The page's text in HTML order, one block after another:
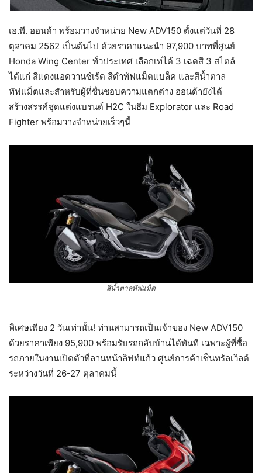
เอ.พี. ฮอนด้า พร้อมวางจำหน่าย New ADV150 ตั้งแต่วันที่ 28
ตุลาคม 2562 เป็นต้นไป ด้วยราคาแนะนำ 97,900 บาทที่ศูนย์
Honda Wing Center ทั่วประเทศ เลือกเท่ได้ 3 เฉดสี 3 สไตล์
ได้แก่ สีแดงแอดวานซ์เร้ด สีดำทัฟแม็ตแบล็ค และสีน้ำตาล
ทัฟแม็ตและสำหรับผู้ที่ชื่นชอบความแตกต่าง ฮอนด้ายังได้
สร้างสรรค์ชุดแต่งแบรนด์ H2C ในธีม Explorator และ Road
Fighter พร้อมวางจำหน่ายเร็วๆนี้
สีน้ำตาลทัฟแม็ต
พิเศษเพียง 2 วันเท่านั้น! ท่านสามารถเป็นเจ้าของ New ADV150
ด้วยราคาเพียง 95,900 พร้อมรับรถกลับบ้านได้ทันที เฉพาะผู้ที่ซื้อ
รถภายในงานเปิดตัวที่ลานหน้าลิฟท์แก้ว ศูนย์การค้าเซ็นทรัลเวิลด์
ระหว่างวันที่ 26-27 ตุลาคมนี้